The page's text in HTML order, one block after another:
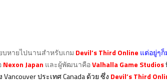
บหายไปนานสำหรับเกม Devil’s Third Online แต่อยู่ๆก็
Nexon Japan และผู้พัฒนาคือValhalla Game Studios
Vancouver ประเทศ Canada ด้วย ซึ่ง Devil’s Third